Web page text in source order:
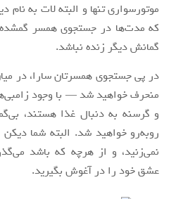
موتور‌سواری تنها و البته لات به
که مدت‌ها در جستجوی همسر
گمانش دیگر زنده نباشد.
در پی جستجوی همسرتان سارا، در
منحرف خواهید شد — با وجود
و گرسنه به دنبال غذا هستند،
روبه‌رو خواهید شد. البته شما
نمی‌زنید، و از هرچه که باشد
عشق خود را در آغوش بگیرید.